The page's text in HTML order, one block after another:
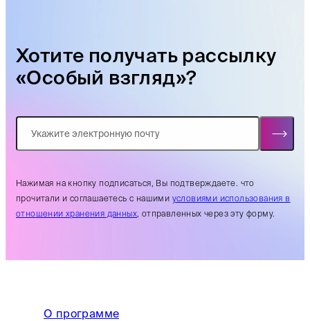
Хотите получать рассылку
«Особый взгляд»?
Нажимая на кнопку подписаться, Вы подтверждаете. что
прочитали и соглашаетесь с нашими условиями использования в
отношении хранения данных, отправленных через эту форму.
О программе